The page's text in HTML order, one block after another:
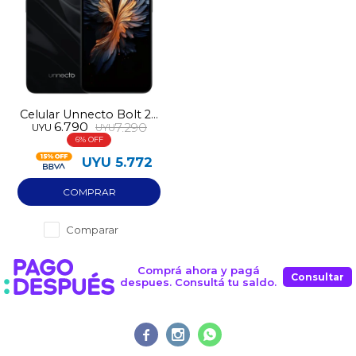
Celular Unnecto Bolt 20
256GB NFC 6GB RAM
UYU 6.790 UYU7.290
6
UYU 5.772
Comparar
Comprá ahora y pagá
despues. Consultá tu saldo.
Consultar
  